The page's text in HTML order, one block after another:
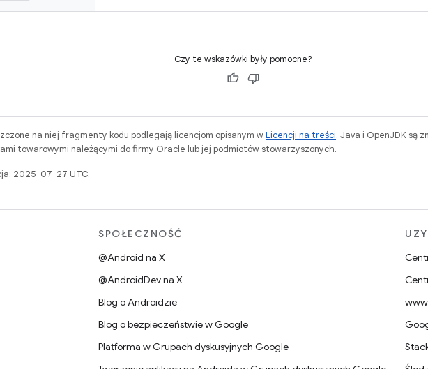
Czy te wskazówki były pomocne?
na niej fragmenty kodu podlegają licencjom opisanym wLicencji na treści. Java i OpenJDK są
towarowymi należącymi do firmy Oracle lub jej podmiotów stowarzyszonych.
2025-07-27 UTC.
SPOŁECZNOŚĆ
@Android na X
@AndroidDev na X
Blog o Androidzie
Blog o bezpieczeństwie w Google
Platforma w Grupach dyskusyjnych Google